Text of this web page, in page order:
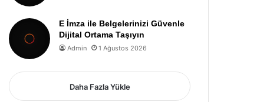
E İmza ile Belgelerinizi Güvenle
Dijital Ortama Taşıyın
Admin 1 Ağustos 2026
Daha Fazla Yükle